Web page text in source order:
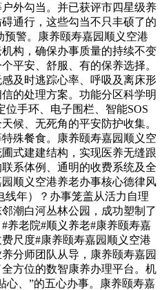
外勾当。并已获评市四星级养
通行，这些勾当不只丰硕了的
预警。康养颐寿嘉园顺义空港
构，确保办事质量的持续不变
平安、舒服、有的保养选择。
及时逃踪心率、呼吸及离床形
的处理方案。功能分区科学明
手环、电子围栏、智能SOS
候、无死角的平安防护收集。
殊餐食。康养颐寿嘉园顺义空
式建建结构，实现医养无缝跟
系体例、通明的收费系统及全
顺义空港养老办事核心德律风
线年）？办事笼盖从活力自理
潮白河丛林公园，成功塑制了
养老院#顺义养老#康养颐寿嘉
尺度#康养颐寿嘉园顺义空港
分师团队从导，康养颐寿嘉园
方位的数智康养办理平台。机
心、”的五心办事。康养颐寿嘉